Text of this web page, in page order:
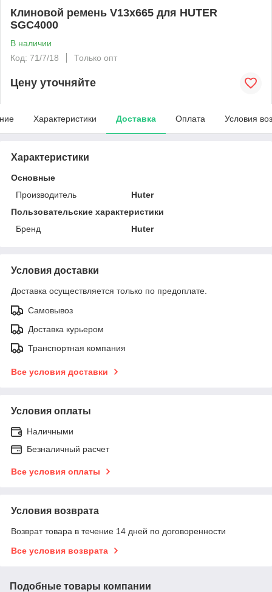
Клиновой ремень V13x665 для HUTER
SGC4000
В наличии
Код: 71/7/18
Только опт
Цену уточняйте
Характеристики Доставка Оплата Условия
Характеристики
Основные
Производитель
Huter
Пользовательские характеристики
Бренд
Huter
Условия доставки
Доставка осуществляется только по предоплате.
Самовывоз
Доставка курьером
Транспортная компания
Все условия доставки
Условия оплаты
Наличными
Безналичный расчет
Все условия оплаты
Условия возврата
Возврат товара в течение 14 дней по договоренности
Все условия возврата
Подобные товары компании